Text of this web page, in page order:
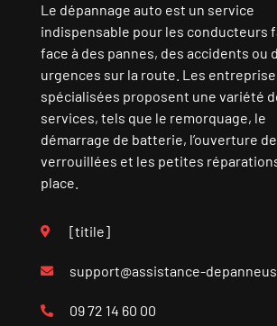
Le dépannage auto est un service
indispensable pour les conducteurs
face à des pannes, des accidents ou
urgences sur la route. Les
spécialisées proposent une variété
services, tels que le remorquage, le
démarrage de batterie, l’ouverture
verrouillées et les petites
place.
[titile]
support@assistance-
09 72 14 60 00